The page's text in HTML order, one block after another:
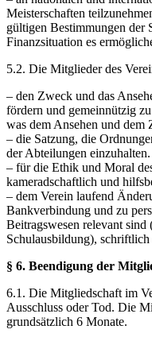
Meisterschaften
gültigen Bestimmungen der
Finanzsituation es
5.2. Die Mitglieder des
– den Zweck und das
fördern und gemeinnützig
was dem Ansehen und dem
– die Satzung, die
der Abteilungen einzuhalten.
– für die Ethik und Moral
kameradschaftlich und
– dem Verein laufend
Bankverbindung und zu
Beitragswesen relevant
Schulausbildung),
§ 6. Beendigung der
6.1. Die Mitgliedschaft im
Ausschluss oder Tod. Die
grundsätzlich 6 Monate.